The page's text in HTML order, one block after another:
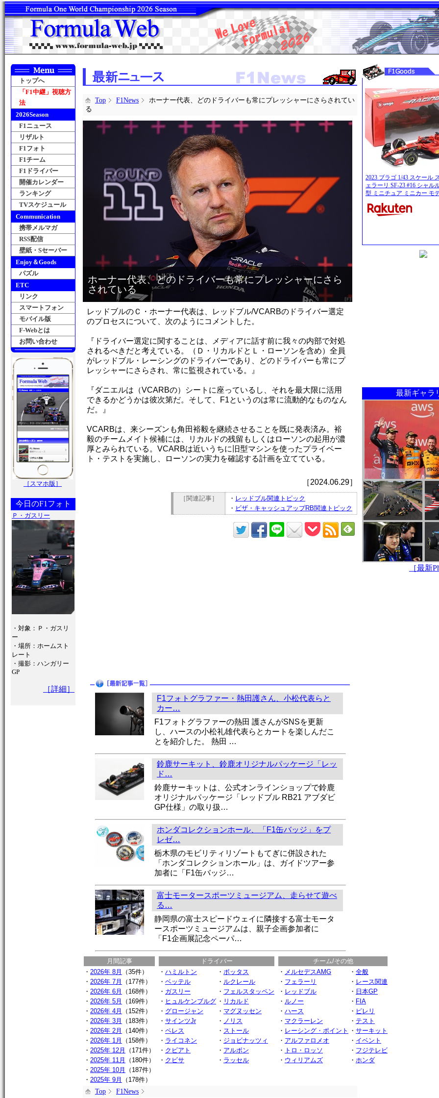
トップへ
「F1中継」視聴方
法
2026Season
F1ニュース
リザルト
F1フォト
F1チーム
F1ドライバー
開催カレンダー
ランキング
TVスケジュール
Communication
携帯メルマガ
RSS配信
壁紙・Sセーバー
Enjoy＆Goods
パズル
ETC
リンク
スマートフォン
モバイル版
F-Webとは
お問い合わせ
［スマホ版］
今日のF1フォト
Ｐ・ガスリー
・対象：Ｐ・ガスリ
ー
・場所：ホームスト
レート
・撮影：ハンガリー
GP
［詳細］
Top F1News
ホーナー代表、どのドライバーも常にプレッシャーにさらされてい
る
ホーナー代表、どのドライバーも常にプレッシャーにさら
されている
レッドブルのＣ・ホーナー代表は、レッドブル/VCARBのドライバー選定
のプロセスについて、次のようにコメントした。
『ドライバー選定に関することは、メディアに話す前に我々の内部で対処
されるべきだと考えている。（Ｄ・リカルドとＬ・ローソンを含め）全員
がレッドブル・レーシングのドライバーであり、どのドライバーも常にプ
レッシャーにさらされ、常に監視されている。』
『ダニエルは（VCARBの）シートに座っているし、それを最大限に活用
できるかどうかは彼次第だ。そして、F1というのは常に流動的なものなん
だ。』
VCARBは、来シーズンも角田裕毅を継続させることを既に発表済み。裕
毅のチームメイト候補には、リカルドの残留もしくはローソンの起用が濃
厚とみられている。VCARBは近いうちに旧型マシンを使ったプライベー
ト・テストを実施し、ローソンの実力を確認する計画を立てている。
［2024.06.29］
［関連記事］ ・ レッドブル関連トピック
・ ビザ・キャッシュアップRB関連トピック
F1フォトグラファー・熱田護さん、小松代表らと
カー…
F1フォトグラファーの熱田 護さんがSNSを更新
し、ハースの小松礼雄代表らとカートを楽しんだこ
とを紹介した。 熱田 …
鈴鹿サーキット、鈴鹿オリジナルパッケージ「レッ
ド…
鈴鹿サーキットは、公式オンラインショップで鈴鹿
オリジナルパッケージ「レッドブル RB21 アブダビ
GP仕様」の取り扱…
ホンダコレクションホール、「F1缶バッジ」をプ
レゼ…
栃木県のモビリティリゾートもてぎに併設された
「ホンダコレクションホール」は、ガイドツアー参
加者に「F1缶バッジ…
富士モータースポーツミュージアム、走らせて遊べ
る…
静岡県の富士スピードウェイに隣接する富士モータ
ースポーツミュージアムは、親子企画参加者に
「F1企画展記念ペーパ…
月間記事 ドライバー
チーム/その他
・ 2026年 8月
（35件）
・ 2026年 7月
（177件）
・ 2026年 6月
（168件）
・ 2026年 5月
（169件）
・ 2026年 4月
（152件）
・ 2026年 3月
（183件）
・ 2026年 2月
（140件）
・ 2026年 1月
（158件）
・ 2025年 12月
（171件）
・ 2025年 11月
（180件）
・ 2025年 10月
（187件）
・ 2025年 9月 （178件）
・ ハミルトン
・ ベッテル
・ ガスリー
・ ヒュルケンブルグ
・ グロージャン
・ サインツJr
・ ペレス
・ ライコネン
・ クビアト
・ クビサ
・ ボッタス
・ ルクレール
・ フェルスタッペン
・ リカルド
・ マグヌッセン
・ ノリス
・ ストール
・ ジョビナッツィ
・ アルボン
・ ラッセル
・ メルセデスAMG
・ フェラーリ
・ レッドブル
・ ルノー
・ ハース
・ マクラーレン
・ レーシング・ポイント
・ アルファロメオ
・ トロ・ロッソ
・ ウィリアムズ
・ 全般
・ レース関連
・ 日本GP
・ FIA
・ ピレリ
・ テスト
・ サーキット
・ イベント
・ フジテレビ
・ ホンダ
Top F1News
2023 ブラゴ 1/43 スケール
ェラーリ SF-23 #16 シャル
型 ミニチュア ミニカー モ
最新ギャラ
［最新